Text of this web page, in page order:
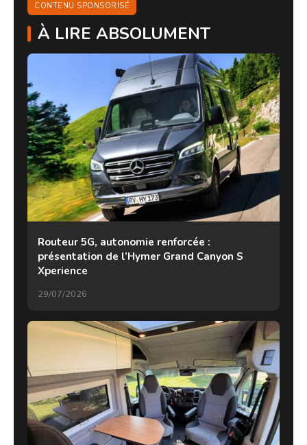
CONTENU SPONSORISÉ
À LIRE ABSOLUMENT
Routeur 5G, autonomie renforcée :
présentation de l’Hymer Grand Canyon S
Xperience
29/07/2026